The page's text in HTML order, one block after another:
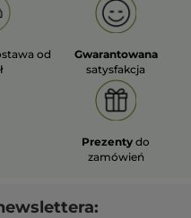
od
Gwarantowana
satysfakcja
Prezenty do
zamówień